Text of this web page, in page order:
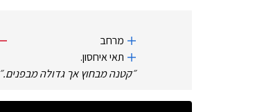
מרחב
תאי איחסון.
״קטנה מבחוץ אך גדולה מבפנים.״